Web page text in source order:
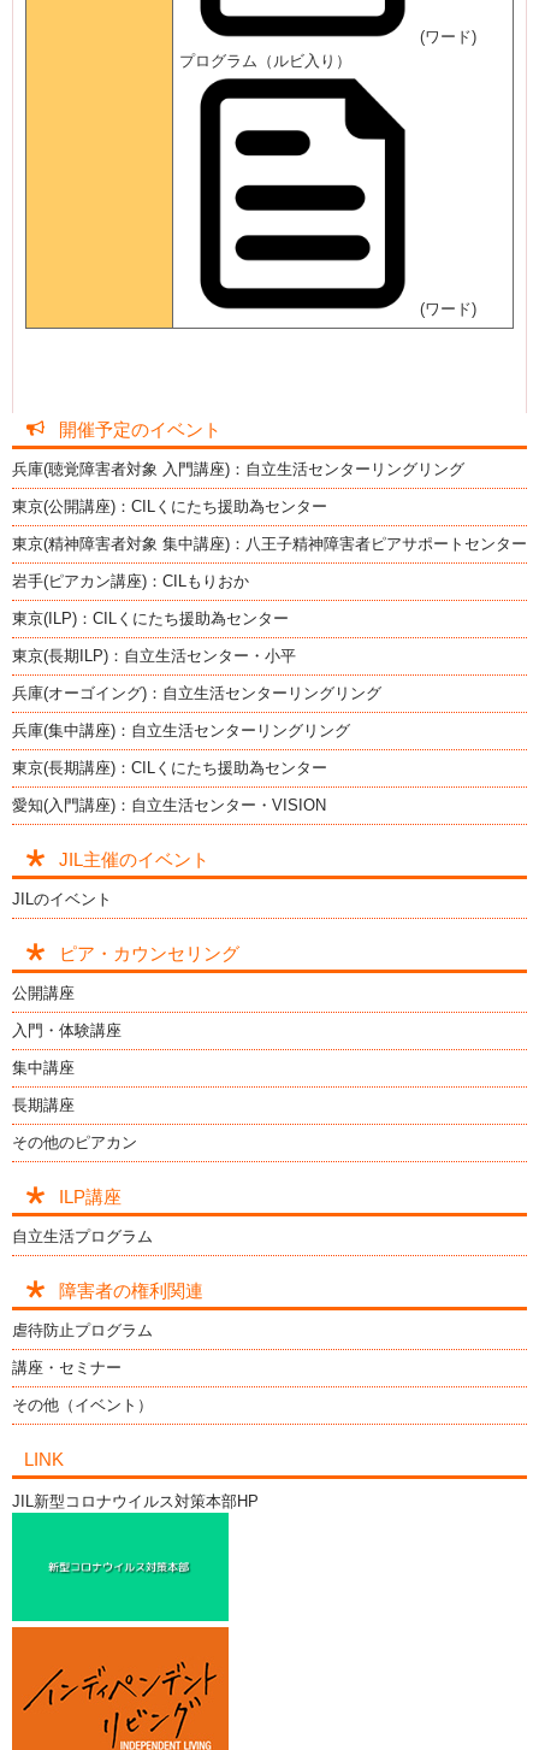
(ワード)
プログラム（ルビ入り）
(ワード)
開催予定のイベント
兵庫(聴覚障害者対象 入門講座)：自立生活センターリングリング
東京(公開講座)：CILくにたち援助為センター
東京(精神障害者対象 集中講座)：八王子精神障害者ピアサポートセンター
岩手(ピアカン講座)：CILもりおか
東京(ILP)：CILくにたち援助為センター
東京(長期ILP)：自立生活センター・小平
兵庫(オーゴイング)：自立生活センターリングリング
兵庫(集中講座)：自立生活センターリングリング
東京(長期講座)：CILくにたち援助為センター
愛知(入門講座)：自立生活センター・VISION
JIL主催のイベント
JILのイベント
ピア・カウンセリング
公開講座
入門・体験講座
集中講座
長期講座
その他のピアカン
ILP講座
自立生活プログラム
障害者の権利関連
虐待防止プログラム
講座・セミナー
その他（イベント）
LINK
JIL新型コロナウイルス対策本部HP